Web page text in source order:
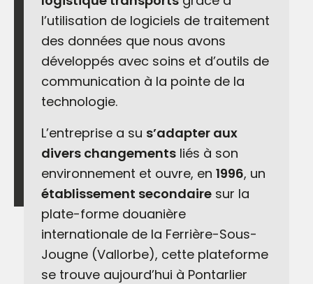
l’utilisation de logiciels de traitement
des données que nous avons
développés avec soins et d’outils de
communication à la pointe de la
technologie.
L’entreprise a su s’adapter aux
divers changementsliés à son
environnement et ouvre, en 1996, un
établissement secondairesur la
plate-forme douanière
internationale de la Ferrière-Sous-
Jougne (Vallorbe), cette plateforme
se trouve aujourd’hui à Pontarlier